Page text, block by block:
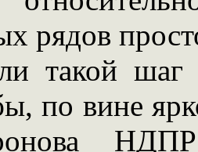
рядов
такой шаг
по вине
НДПР